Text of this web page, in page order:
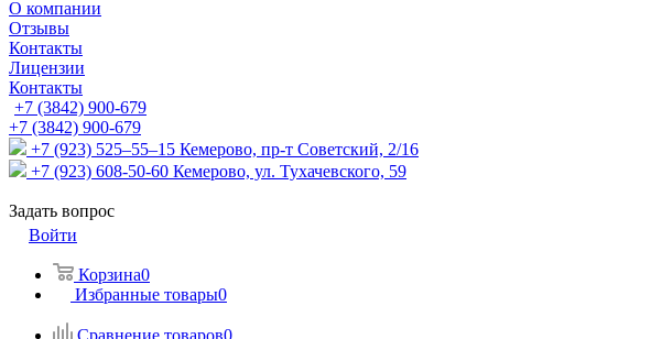
О компании
Отзывы
Контакты
Лицензии
Контакты
+7 (3842) 900-679
+7 (3842) 900-679
+7 (923) 525–55–15 Кемерово, пр-т Советский, 2/16
+7 (923) 608-50-60 Кемерово, ул. Тухачевского, 59
Задать вопрос
Войти
Корзина0
Избранные товары0
Сравнение товаров0